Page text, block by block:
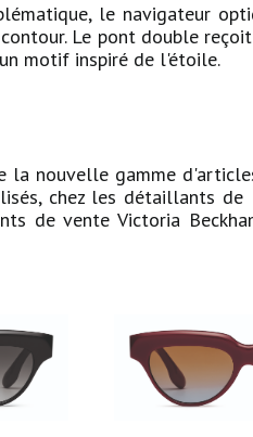
le navigateur
Le pont double
motif inspiré de l'étoile.
la nouvelle gamme
chez les détaillants
de vente Victoria